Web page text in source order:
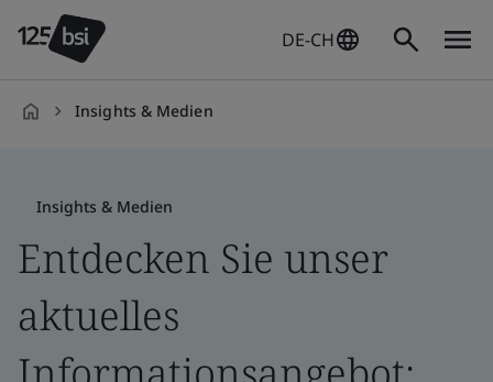
DE-CH
Insights & Medien
Insights & Medien
Entdecken Sie unser
aktuelles